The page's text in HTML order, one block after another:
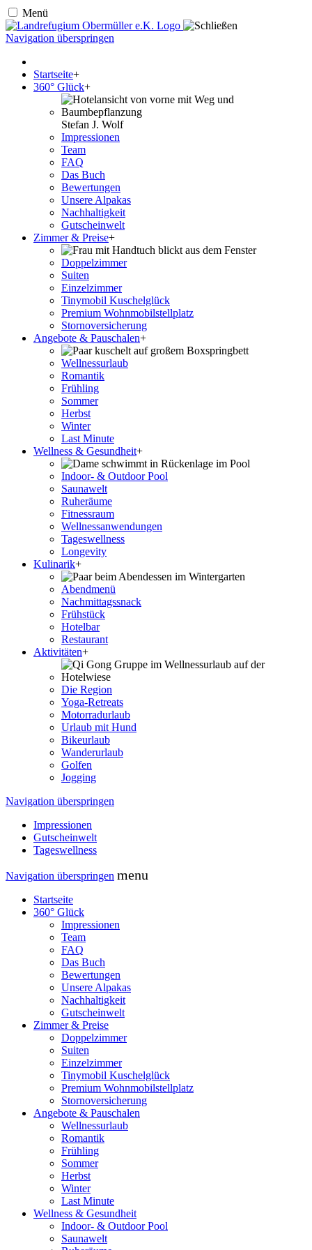
Menü
Navigation überspringen
Startseite+
360° Glück+
Stefan J. Wolf
Impressionen
Team
FAQ
Das Buch
Bewertungen
Unsere Alpakas
Nachhaltigkeit
Gutscheinwelt
Zimmer & Preise+
Doppelzimmer
Suiten
Einzelzimmer
Tinymobil Kuschelglück
Premium Wohnmobilstellplatz
Stornoversicherung
Angebote & Pauschalen+
Wellnessurlaub
Romantik
Frühling
Sommer
Herbst
Winter
Last Minute
Wellness & Gesundheit+
Indoor- & Outdoor Pool
Saunawelt
Ruheräume
Fitnessraum
Wellness­anwendungen
Tageswellness
Longevity
Kulinarik+
Abendmenü
Nachmittagssnack
Frühstück
Hotelbar
Restaurant
Aktivitäten+
Die Region
Yoga-Retreats
Motorradurlaub
Urlaub mit Hund
Bikeurlaub
Wanderurlaub
Golfen
Jogging
Navigation überspringen
Impressionen
Gutscheinwelt
Tageswellness
Navigation überspringen menu
Startseite
360° Glück
Impressionen
Team
FAQ
Das Buch
Bewertungen
Unsere Alpakas
Nachhaltigkeit
Gutscheinwelt
Zimmer & Preise
Doppelzimmer
Suiten
Einzelzimmer
Tinymobil Kuschelglück
Premium Wohnmobilstellplatz
Stornoversicherung
Angebote & Pauschalen
Wellnessurlaub
Romantik
Frühling
Sommer
Herbst
Winter
Last Minute
Wellness & Gesundheit
Indoor- & Outdoor Pool
Saunawelt